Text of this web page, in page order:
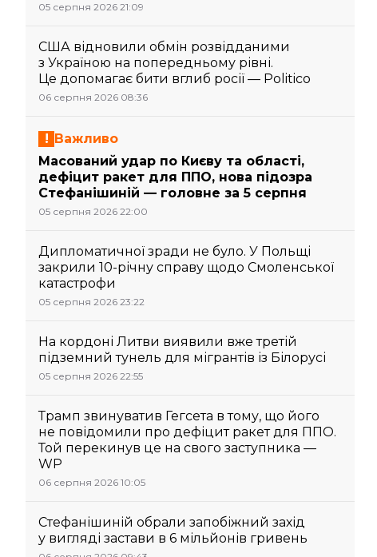
05 серпня 2026 21:09
США відновили обмін розвідданими
з Україною на попередньому рівні.
Це допомагає бити вглиб росії — Politico
06 серпня 2026 08:36
Важливо
Масований удар по Києву та області,
дефіцит ракет для ППО, нова підозра
Стефанішиній — головне за 5 серпня
05 серпня 2026 22:00
Дипломатичної зради не було. У Польщі
закрили 10-річну справу щодо Смоленської
катастрофи
05 серпня 2026 23:22
На кордоні Литви виявили вже третій
підземний тунель для мігрантів із Білорусі
05 серпня 2026 22:55
Трамп звинуватив Гегсета в тому, що його
не повідомили про дефіцит ракет для ППО.
Той перекинув це на свого заступника —
WP
06 серпня 2026 10:05
Стефанішиній обрали запобіжний захід
у вигляді застави в 6 мільйонів гривень